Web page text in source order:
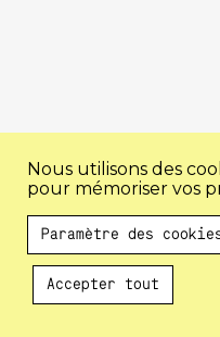
Au programme !
Nous utilisons des
pour mémoriser vos
Paramètre des
Accepter tout